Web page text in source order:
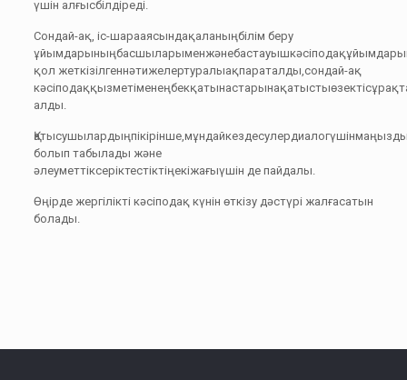
үшін алғысбілдіреді.
Сондай-ақ, іс-шарааясындақаланыңбілім беру
қол жеткізілгеннәтижелертуралыақпараталды,сондай-ақ
алды.
болып табылады және
әлеуметтіксеріктестіктіңекіжағыүшін де пайдалы.
Өңірде жергілікті кәсіподақ күнін өткізу дәстүрі жалғасатын
болады.